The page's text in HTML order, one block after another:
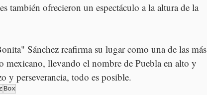
también ofrecieron un espectáculo a la altura de la
Sánchez reafirma su lugar como una de las más
mexicano, llevando el nombre de Puebla en alto y
y perseverancia, todo es posible.
Box